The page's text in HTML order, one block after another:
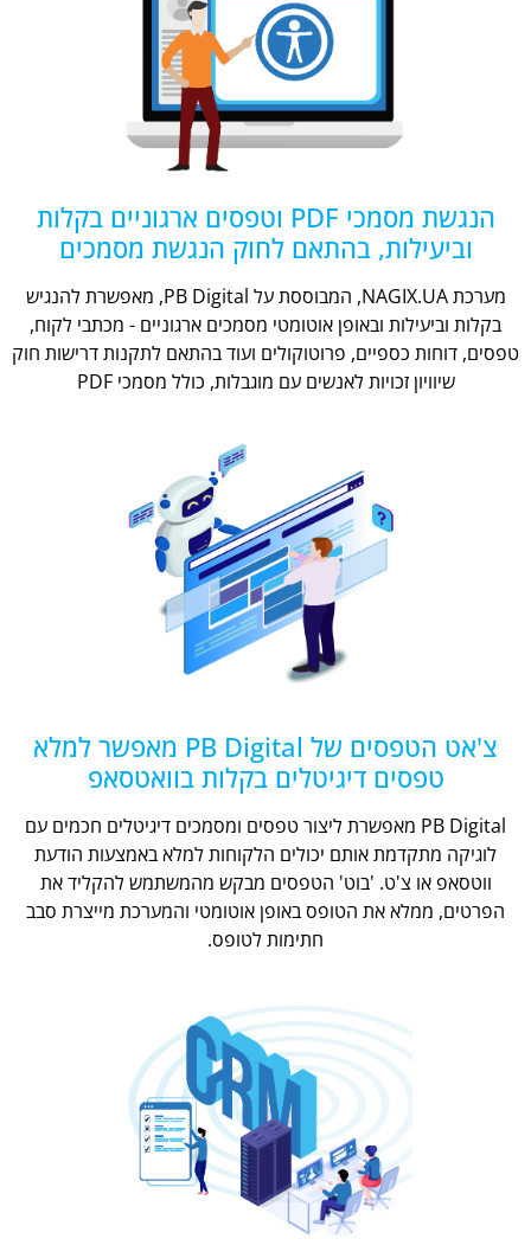
הנגשת מסמכי PDF וטפסים ארגוניים בקלות
וביעילות, בהתאם לחוק הנגשת מסמכים
מערכת NAGIX.UA, המבוססת על PB Digital, מאפשרת להנגיש
בקלות וביעילות ובאופן אוטומטי מסמכים ארגוניים - מכתבי לקוח,
טפסים, דוחות כספיים, פרוטוקולים ועוד בהתאם לתקנות דרישות חוק
שיוויון זכויות לאנשים עם מוגבלות, כולל מסמכי PDF
צ'אט הטפסים של PB Digital מאפשר למלא
טפסים דיגיטלים בקלות בוואטסאפ
PB Digital מאפשרת ליצור טפסים ומסמכים דיגיטלים חכמים עם
לוגיקה מתקדמת אותם יכולים הלקוחות למלא באמצעות הודעת
ווטסאפ או צ'ט. 'בוט' הטפסים מבקש מהמשתמש להקליד את
הפרטים, ממלא את הטופס באופן אוטומטי והמערכת מייצרת סבב
חתימות לטופס.